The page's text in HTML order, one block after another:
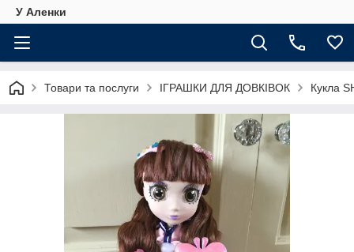
У Аленки
Товари та послуги ІГРАШКИ ДЛЯ ДОВКІВОК Кукла